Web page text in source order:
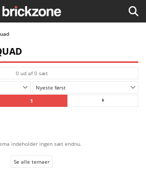
1
0 ud af 0 sæt
Nyeste først
indeholder ingen sæt endnu.
Se alle temaer